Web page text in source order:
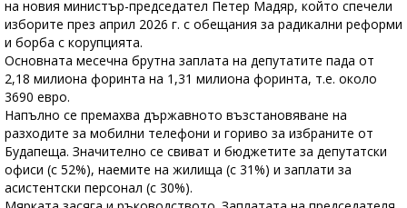
на новия министър-председател Петер Мадяр, който спечели
изборите през април 2026 г. с обещания за радикални реформи
и борба с корупцията.
Основната месечна брутна заплата на депутатите пада от
2,18 милиона форинта на 1,31 милиона форинта, т.е. около
3690 евро.
Напълно се премахва държавното възстановяване на
разходите за мобилни телефони и гориво за избраните от
Будапеща. Значително се свиват и бюджетите за депутатски
офиси (с 52%), наемите на жилища (с 31%) и заплати за
асистентски персонал (с 30%).